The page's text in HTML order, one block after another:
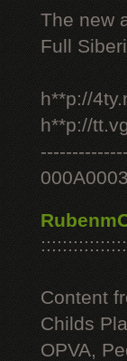
The new
Full
h**p://
h**p://
Content
Childs
OPVA,